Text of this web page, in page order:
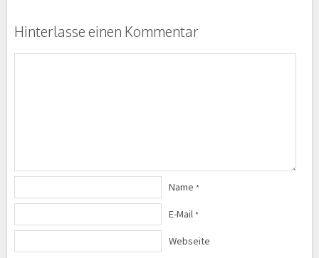
Hinterlasse einen Kommentar
Name *
E-Mail *
Webseite